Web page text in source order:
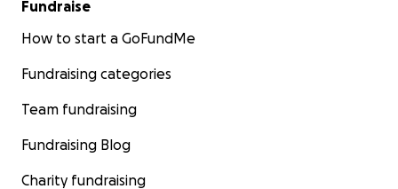
Danke von Herzen
Henry, Yuki, Chris und Pia
Fundraise
How to start a GoFundMe
Fundraising categories
Team fundraising
Fundraising Blog
Charity fundraising